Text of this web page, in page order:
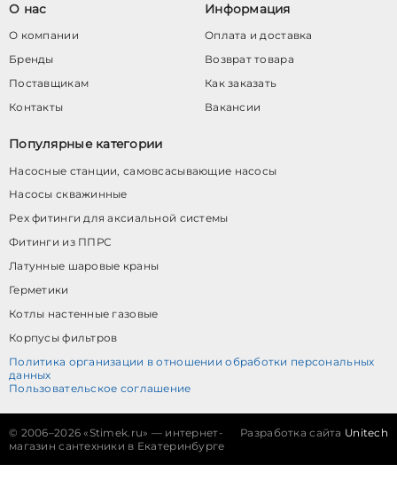
О нас
О компании
Бренды
Поставщикам
Контакты
Информация
Оплата и доставка
Возврат товара
Как заказать
Вакансии
Популярные категории
Насосные станции, самовсасывающие насосы
Насосы скважинные
Pex фитинги для аксиальной системы
Фитинги из ППРС
Латунные шаровые краны
Герметики
Котлы настенные газовые
Корпусы фильтров
Политика организации в отношении обработки персональных
данных
Пользовательское соглашение
© 2006–2026 «Stimek.ru» — интернет-
магазин сантехники в Екатеринбурге
Разработка сайта Unitech